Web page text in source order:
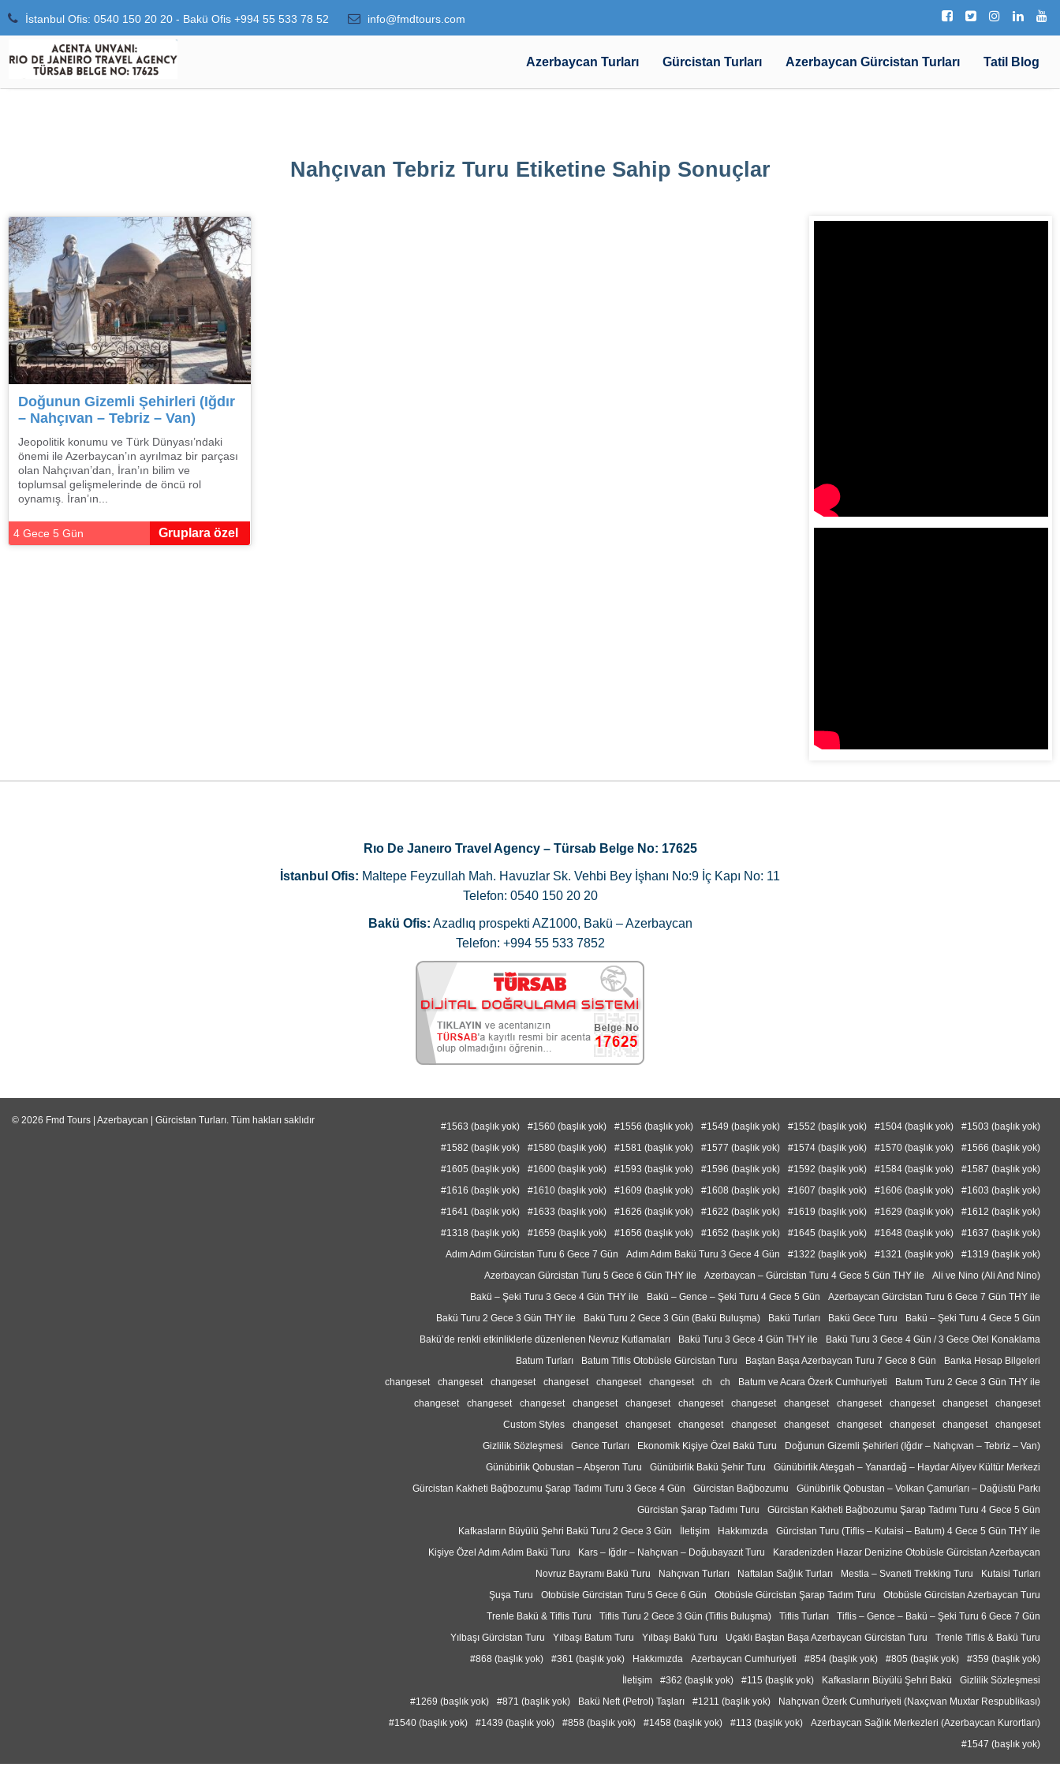
İstanbul Ofis: 0540 150 20 20 - Bakü Ofis +994 55 533 78 52 info@fmdtours.com
Azerbaycan Turları Gürcistan Turları Azerbaycan Gürcistan Turları Tatil Blog
Nahçıvan Tebriz Turu Etiketine Sahip Sonuçlar
Doğunun Gizemli Şehirleri (Iğdır
– Nahçıvan – Tebriz – Van)
Jeopolitik konumu ve Türk Dünyası’ndaki
önemi ile Azerbaycan’ın ayrılmaz bir parçası
olan Nahçıvan’dan, İran’ın bilim ve
toplumsal gelişmelerinde de öncü rol
oynamış. İran’ın...
4 Gece 5 Gün Gruplara özel
Rıo De Janeıro Travel Agency – Türsab Belge No: 17625
İstanbul Ofis: Maltepe Feyzullah Mah. Havuzlar Sk. Vehbi Bey İşhanı No:9 İç Kapı No: 11
Telefon: 0540 150 20 20
Bakü Ofis: Azadlıq prospekti AZ1000, Bakü – Azerbaycan
Telefon: +994 55 533 7852
© 2026 Fmd Tours | Azerbaycan | Gürcistan Turları . Tüm hakları saklıdır
#1503 (başlık yok)
#1504 (başlık yok)
#1552 (başlık yok)
#1549 (başlık yok)
#1556 (başlık yok)
#1560 (başlık yok)
#1563 (başlık yok)
#1566 (başlık yok)
#1570 (başlık yok)
#1574 (başlık yok)
#1577 (başlık yok)
#1581 (başlık yok)
#1580 (başlık yok)
#1582 (başlık yok)
#1587 (başlık yok)
#1584 (başlık yok)
#1592 (başlık yok)
#1596 (başlık yok)
#1593 (başlık yok)
#1600 (başlık yok)
#1605 (başlık yok)
#1603 (başlık yok)
#1606 (başlık yok)
#1607 (başlık yok)
#1608 (başlık yok)
#1609 (başlık yok)
#1610 (başlık yok)
#1616 (başlık yok)
#1612 (başlık yok)
#1629 (başlık yok)
#1619 (başlık yok)
#1622 (başlık yok)
#1626 (başlık yok)
#1633 (başlık yok)
#1641 (başlık yok)
#1637 (başlık yok)
#1648 (başlık yok)
#1645 (başlık yok)
#1652 (başlık yok)
#1656 (başlık yok)
#1659 (başlık yok)
#1318 (başlık yok)
#1319 (başlık yok)
#1321 (başlık yok)
#1322 (başlık yok)
Adım Adım Bakü Turu 3 Gece 4 Gün
Adım Adım Gürcistan Turu 6 Gece 7 Gün
Ali ve Nino (Ali And Nino)
Azerbaycan – Gürcistan Turu 4 Gece 5 Gün THY ile
Azerbaycan Gürcistan Turu 5 Gece 6 Gün THY ile
Azerbaycan Gürcistan Turu 6 Gece 7 Gün THY ile
Bakü – Gence – Şeki Turu 4 Gece 5 Gün
Bakü – Şeki Turu 3 Gece 4 Gün THY ile
Bakü – Şeki Turu 4 Gece 5 Gün
Bakü Gece Turu
Bakü Turları
Bakü Turu 2 Gece 3 Gün (Bakü Buluşma)
Bakü Turu 2 Gece 3 Gün THY ile
Bakü Turu 3 Gece 4 Gün / 3 Gece Otel Konaklama
Bakü Turu 3 Gece 4 Gün THY ile
Bakü’de renkli etkinliklerle düzenlenen Nevruz Kutlamaları
Banka Hesap Bilgeleri
Baştan Başa Azerbaycan Turu 7 Gece 8 Gün
Batum Tiflis Otobüsle Gürcistan Turu
Batum Turları
Batum Turu 2 Gece 3 Gün THY ile
Batum ve Acara Özerk Cumhuriyeti
ch
ch
changeset
changeset
changeset
changeset
changeset
changeset
changeset
changeset
changeset
changeset
changeset
changeset
changeset
changeset
changeset
changeset
changeset
changeset
changeset
changeset
changeset
changeset
changeset
changeset
changeset
changeset
changeset
Custom Styles
Doğunun Gizemli Şehirleri (Iğdır – Nahçıvan – Tebriz – Van)
Ekonomik Kişiye Özel Bakü Turu
Gence Turları
Gizlilik Sözleşmesi
Günübirlik Ateşgah – Yanardağ – Haydar Aliyev Kültür Merkezi
Günübirlik Bakü Şehir Turu
Günübirlik Qobustan – Abşeron Turu
Günübirlik Qobustan – Volkan Çamurları – Dağüstü Parkı
Gürcistan Bağbozumu
Gürcistan Kakheti Bağbozumu Şarap Tadımı Turu 3 Gece 4 Gün
Gürcistan Kakheti Bağbozumu Şarap Tadımı Turu 4 Gece 5 Gün
Gürcistan Şarap Tadımı Turu
Gürcistan Turu (Tiflis – Kutaisi – Batum) 4 Gece 5 Gün THY ile
Hakkımızda
İletişim
Kafkasların Büyülü Şehri Bakü Turu 2 Gece 3 Gün
Karadenizden Hazar Denizine Otobüsle Gürcistan Azerbaycan
Kars – Iğdır – Nahçıvan – Doğubayazıt Turu
Kişiye Özel Adım Adım Bakü Turu
Kutaisi Turları
Mestia – Svaneti Trekking Turu
Naftalan Sağlık Turları
Nahçıvan Turları
Novruz Bayramı Bakü Turu
Otobüsle Gürcistan Azerbaycan Turu
Otobüsle Gürcistan Şarap Tadım Turu
Otobüsle Gürcistan Turu 5 Gece 6 Gün
Şuşa Turu
Tiflis – Gence – Bakü – Şeki Turu 6 Gece 7 Gün
Tiflis Turları
Tiflis Turu 2 Gece 3 Gün (Tiflis Buluşma)
Trenle Bakü & Tiflis Turu
Trenle Tiflis & Bakü Turu
Uçaklı Baştan Başa Azerbaycan Gürcistan Turu
Yılbaşı Bakü Turu
Yılbaşı Batum Turu
Yılbaşı Gürcistan Turu
#359 (başlık yok)
#805 (başlık yok)
#854 (başlık yok)
Azerbaycan Cumhuriyeti
Hakkımızda
#361 (başlık yok)
#868 (başlık yok)
Gizlilik Sözleşmesi
Kafkasların Büyülü Şehri Bakü
#115 (başlık yok)
#362 (başlık yok)
İletişim
Nahçıvan Özerk Cumhuriyeti (Naxçıvan Muxtar Respublikası)
#1211 (başlık yok)
Bakü Neft (Petrol) Taşları
#871 (başlık yok)
#1269 (başlık yok)
Azerbaycan Sağlık Merkezleri (Azerbaycan Kurortları)
#113 (başlık yok)
#1458 (başlık yok)
#858 (başlık yok)
#1439 (başlık yok)
#1540 (başlık yok)
#1547 (başlık yok)